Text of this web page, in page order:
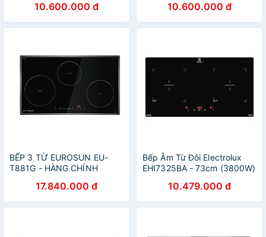
10.600.000 đ 10.600.000 đ
BẾP 3 TỪ EUROSUN EU-
T881G - HÀNG CHÍNH
17.840.000 đ
Bếp Âm Từ Đôi Electrolux
EHI7325BA - 73cm (3800W)
10.479.000 đ